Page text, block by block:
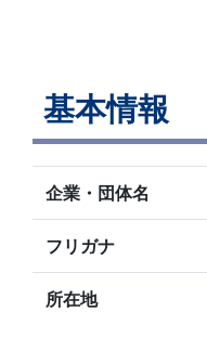
基本情報
企業・団体名
フリガナ
所在地